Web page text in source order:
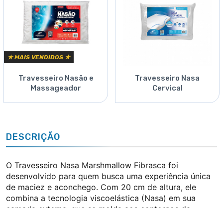
★ MAIS VENDIDOS ★
Travesseiro Nasão e
Massageador
Travesseiro Nasa
Cervical
DESCRIÇÃO
O Travesseiro Nasa Marshmallow Fibrasca foi
desenvolvido para quem busca uma experiência única
de maciez e aconchego. Com 20 cm de altura, ele
combina a tecnologia viscoelástica (Nasa) em sua